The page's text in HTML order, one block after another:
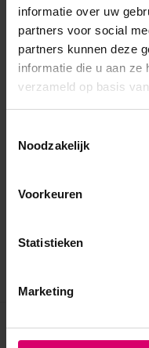
informatie over uw
partners voor social
partners kunnen deze
informatie die u aan ze
verzameld op basis
Noodzakelijk
Voorkeuren
Statistieken
Marketing
Eerder bekeken